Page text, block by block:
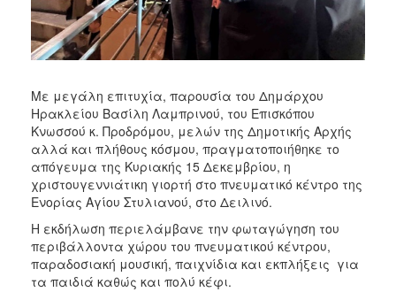
ΔΗΜΟΤΗΣ
ΗΡΑΚΛΕΙΟ
Με μεγάλη επιτυχία, παρουσία του Δημάρχου
Ηρακλείου Βασίλη Λαμπρινού, του Επισκόπου
Κνωσσού κ. Προδρόμου, μελών της Δημοτικής Αρχής
αλλά και πλήθους κόσμου, πραγματοποιήθηκε το
απόγευμα της Κυριακής 15 Δεκεμβρίου, η
χριστουγεννιάτικη γιορτή στο πνευματικό κέντρο της
Ενορίας Αγίου Στυλιανού, στο Δειλινό.
Η εκδήλωση περιελάμβανε την φωταγώγηση του
περιβάλλοντα χώρου του πνευματικού κέντρου,
παραδοσιακή μουσική, παιχνίδια και εκπλήξεις για
τα παιδιά καθώς και πολύ κέφι.